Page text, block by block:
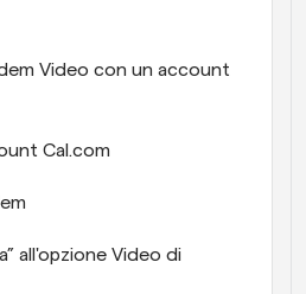
Video con un account
Cal.com
all'opzione Video di